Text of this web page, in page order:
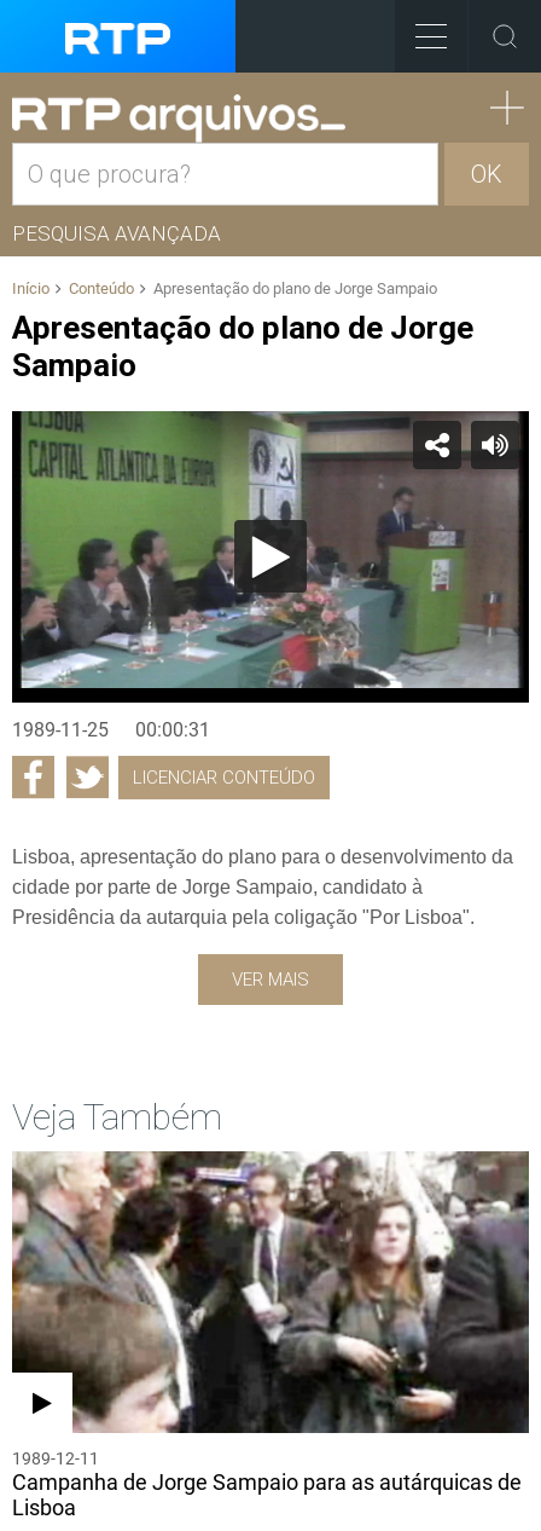
OK
PESQUISA AVANÇADA
Início Conteúdo Apresentação do plano de Jorge Sampaio
Apresentação do plano de Jorge
Sampaio
1989-11-25 00:00:31
LICENCIAR CONTEÚDO
Lisboa, apresentação do plano para o desenvolvimento da
cidade por parte de Jorge Sampaio, candidato à
Presidência da autarquia pela coligação "Por Lisboa".
VER MAIS
Veja Também
1989-12-11
Campanha de Jorge Sampaio para as autárquicas de
Lisboa